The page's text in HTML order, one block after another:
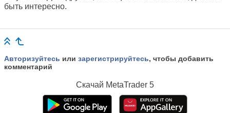
быть интересно.
Авторизуйтесь или зарегистрируйтесь, чтобы добавить
комментарий
Скачай MetaTrader 5